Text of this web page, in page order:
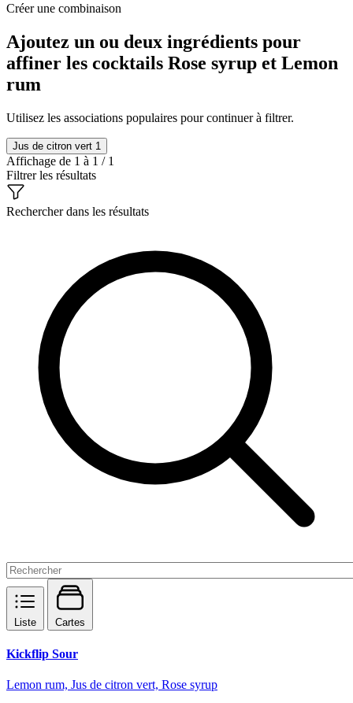
Créer une combinaison
Ajoutez un ou deux ingrédients pour
affiner les cocktails Rose syrup et Lemon
rum
Utilisez les associations populaires pour continuer à filtrer.
Jus de citron vert 1
Affichage de 1 à 1 / 1
Filtrer les résultats
Rechercher dans les résultats
Liste Cartes
Kickflip Sour
Lemon rum, Jus de citron vert, Rose syrup